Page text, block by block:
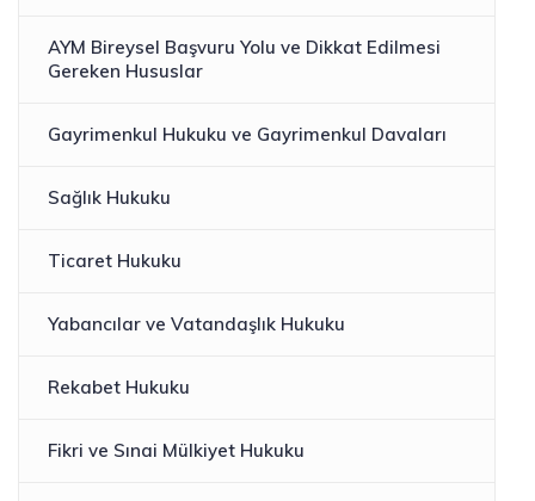
AYM Bireysel Başvuru Yolu ve Dikkat Edilmesi
Gereken Hususlar
Gayrimenkul Hukuku ve Gayrimenkul Davaları
Sağlık Hukuku
Ticaret Hukuku
Yabancılar ve Vatandaşlık Hukuku
Rekabet Hukuku​
Fikri ve Sınai Mülkiyet Hukuku